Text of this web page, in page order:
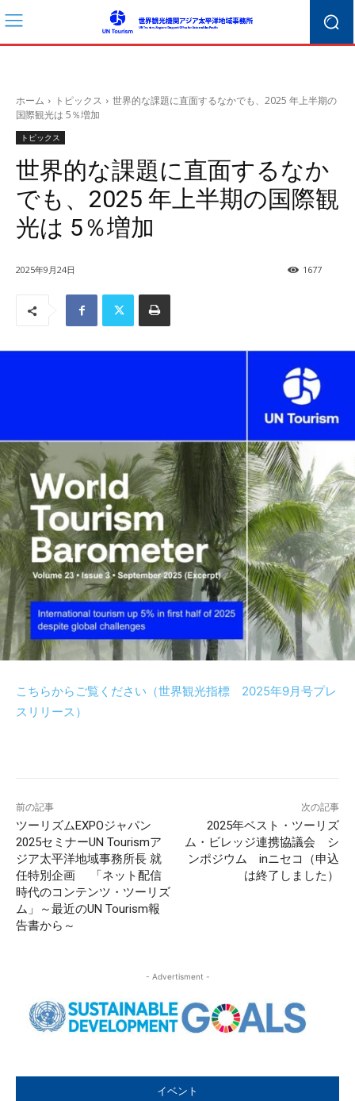
ホーム トピックス
世界的な課題に直面するなかでも、2025 年上半期の
国際観光は 5％増加
トピックス
世界的な課題に直面するなか
でも、2025 年上半期の国際観
光は 5％増加
2025年9月24日 1677
こちらからご覧ください（世界観光指標 2025年9月号プレ
スリリース）
前の記事
ツーリズムEXPOジャパン
2025セミナーUN Tourismア
ジア太平洋地域事務所長 就
任特別企画 「ネット配信
時代のコンテンツ・ツーリズ
ム」～最近のUN Tourism報
告書から～
次の記事
2025年ベスト・ツーリズ
ム・ビレッジ連携協議会 シ
ンポジウム inニセコ（申込
は終了しました）
- Advertisment -
イベント